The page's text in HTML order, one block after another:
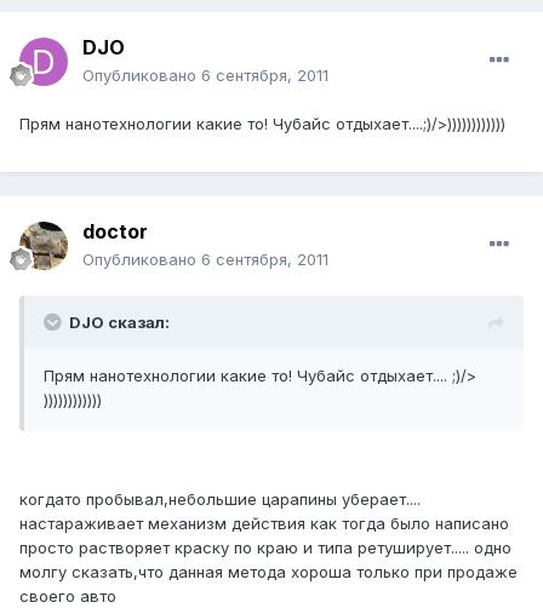
DJO
Опубликовано 6 сентября, 2011
Прям нанотехнологии какие то! Чубайс отдыхает....;)/>))))))))))))
doctor
Опубликовано 6 сентября, 2011
DJO сказал:
Прям нанотехнологии какие то! Чубайс отдыхает.... ;)/>
))))))))))))
когдато пробывал,небольшие царапины уберает....
настараживает механизм действия как тогда было написано
просто растворяет краску по краю и типа ретуширует..... одно
молгу сказать,что данная метода хороша только при продаже
своего авто